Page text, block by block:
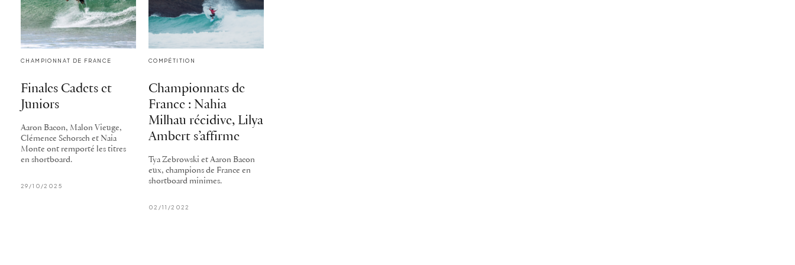
CHAMPIONNAT DE FRANCE
Finales Cadets et
Juniors
Aaron Bacon, Malon Vieuge,
Clémence Schorsch et Naia
Monte ont remporté les titres
en shortboard.
29/10/2025
COMPÉTITION
Championnats de
France : Nahia
Milhau récidive, Lilya
Ambert s’affirme
Tya Zebrowski et Aaron Bacon
eux, champions de France en
shortboard minimes.
02/11/2022